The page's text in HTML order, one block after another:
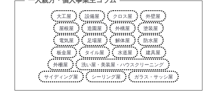
大工屋 設備屋 クロス屋
外壁屋
屋根屋
造園屋 外構屋
塗装屋
電気屋
足場屋 解体屋
防水屋
板金屋
タイル屋 水道屋
建具屋
外柵屋
洗い屋・美装屋・ハウスクリーニング
サイディング屋
シーリング屋 ガラス・サッシ屋